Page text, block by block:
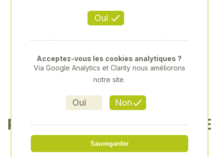
PINCE BEC 1/2 ROND DROITE
203MM
Oui
Oui Non
Acceptez-vous les cookies analytiques ?
Via Google Analytics et Clarity nous améliorons
notre site.
Sauvegarder